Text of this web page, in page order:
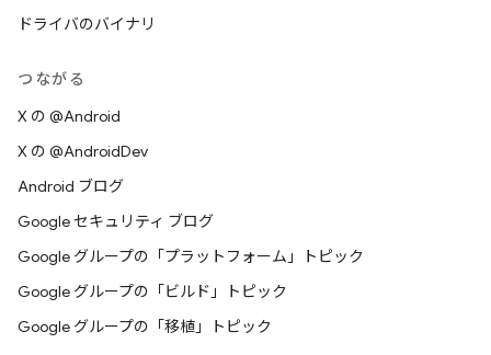
ドライバのバイナリ
つながる
X の @Android
X の @AndroidDev
Android ブログ
Google セキュリティ ブログ
Google グループの「プラットフォーム」トピック
Google グループの「ビルド」トピック
Google グループの「移植」トピック